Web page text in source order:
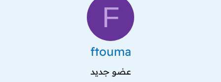
F
ftouma
عضو جديد